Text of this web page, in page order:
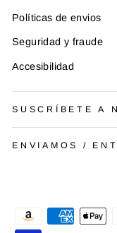
Políticas de envios
Seguridad y fraude
Accesibilidad
SUSCRÍBETE A
ENVIAMOS /